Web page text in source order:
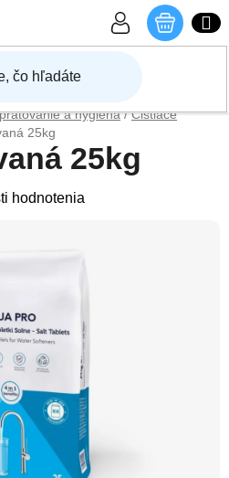
a hygiena / Čistiace
25kg
25kg
je 0,0 z 5 hviezdičiek.
hodnotenia